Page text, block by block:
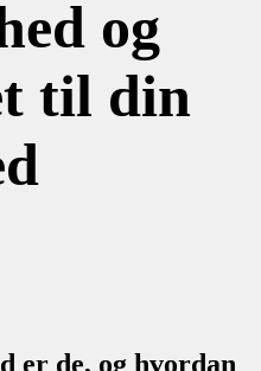
og
til din
er de, og hvordan